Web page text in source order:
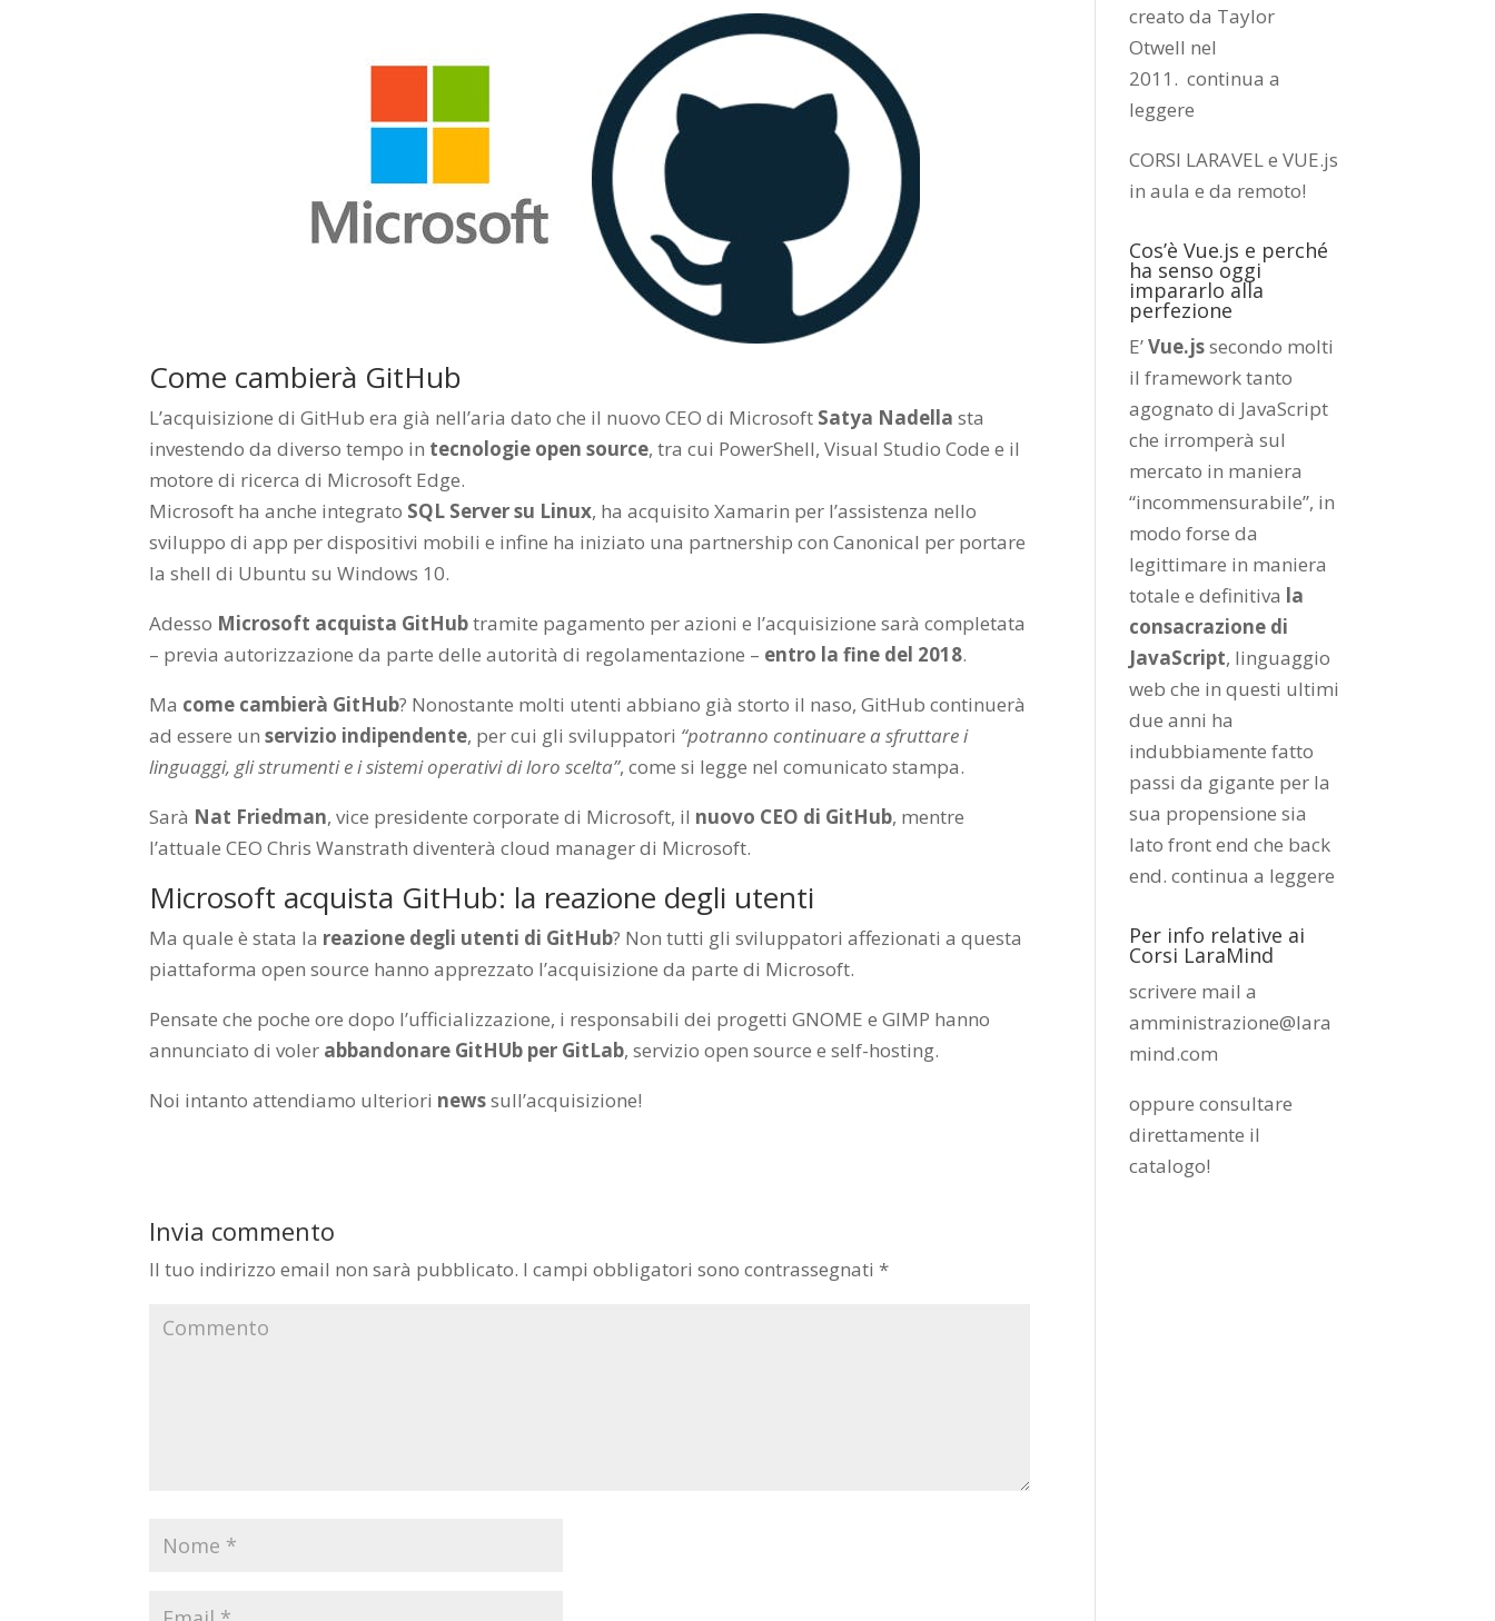
Come cambierà GitHub
L’acquisizione di GitHub era già nell’aria dato che il nuovo CEO di Microsoft Satya Nadella sta
investendo da diverso tempo in tecnologie open source, tra cui PowerShell, Visual Studio Code e il
motore di ricerca di Microsoft Edge.
Microsoft ha anche integrato SQL Server su Linux, ha acquisito Xamarin per l’assistenza nello
sviluppo di app per dispositivi mobili e infine ha iniziato una partnership con Canonical per portare
la shell di Ubuntu su Windows 10.
Adesso Microsoft acquista GitHubtramite pagamento per azioni e l’acquisizione sarà completata
– previa autorizzazione da parte delle autorità di regolamentazione – entro la fine del 2018.
Ma come cambierà GitHub? Nonostante molti utenti abbiano già storto il naso, GitHub continuerà
ad essere unservizio indipendente, per cui gli sviluppatori “potranno continuare a sfruttare i
linguaggi, gli strumenti e i sistemi operativi di loro scelta”, come si legge nel comunicato stampa.
Sarà Nat Friedman, vice presidente corporate di Microsoft, il nuovo CEO di GitHub, mentre
l’attuale CEO Chris Wanstrath diventerà cloud manager di Microsoft.
Microsoft acquista GitHub: la reazione degli utenti
Ma quale è stata la reazione degli utenti di GitHub? Non tutti gli sviluppatori affezionati a questa
piattaforma open source hanno apprezzato l’acquisizione da parte di Microsoft.
Pensate che poche ore dopo l’ufficializzazione, i responsabili dei progetti GNOME e GIMP hanno
annunciato di voler abbandonare GitHUb per GitLab, servizio open source e self-hosting.
Noi intanto attendiamo ulteriori newssull’acquisizione!
Invia commento
Il tuo indirizzo email non sarà pubblicato. I campi obbligatori sono contrassegnati *
creato da Taylor
Otwell nel
2011.continua a
leggere
CORSI LARAVEL e VUE.js
in aula e da remoto!
Cos’è Vue.js e perché
ha senso oggi
impararlo alla
perfezione
E’Vue.jssecondo molti
il framework tanto
agognato di JavaScript
che irromperà sul
mercato in maniera
“incommensurabile”, in
modo forse da
legittimare in maniera
totale e definitiva la
consacrazione di
JavaScript, linguaggio
web che in questi ultimi
due anni ha
indubbiamente fatto
passi da gigante per la
sua propensione sia
lato front end che back
end.continua a leggere
Per info relative ai
Corsi LaraMind
scrivere mail a
amministrazione@lara
mind.com
oppure consultare
direttamente il
catalogo!